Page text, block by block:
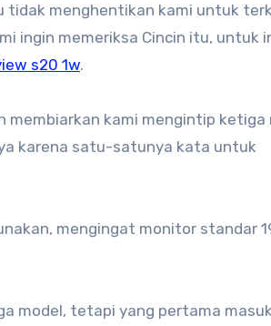
menghentikan kami untuk
ingin memeriksa Cincin itu, untuk
s20 1w.
membiarkan kami mengintip ketiga
karena satu-satunya kata untuk
mengingat monitor standar
model, tetapi yang pertama